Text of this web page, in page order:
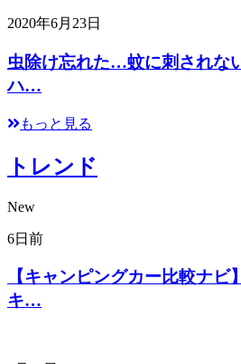
2020年6月23日
虫除け忘れた…蚊に刺されな
ハ…
もっと見る
トレンド
New
6日前
【キャンピングカー比較ナビ
キ…